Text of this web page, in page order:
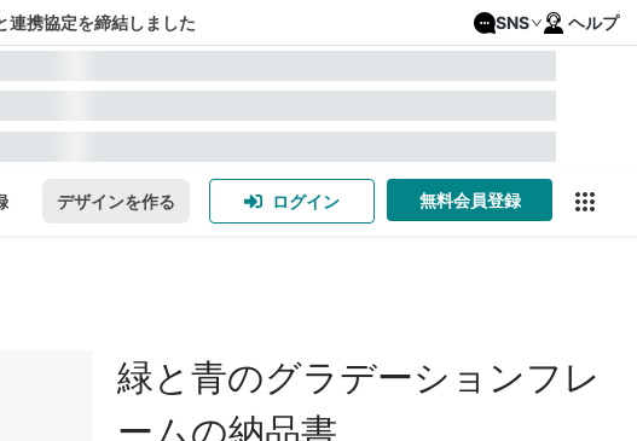
連携協定を締結しました SNS ヘルプ
デザインを作る ログイン 無料会員登録
緑と青のグラデーションフレ
ームの納品書